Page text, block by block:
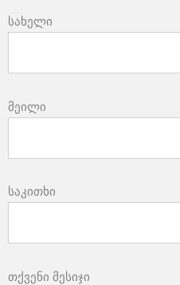
სახელი
მეილი
საკითხი
თქვენი მესიჯი